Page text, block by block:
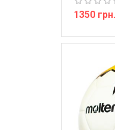
1350 грн.